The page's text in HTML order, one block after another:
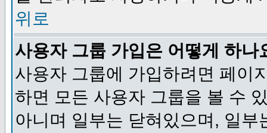
위로
사용자 그룹 가입은 어떻게 하나
사용자 그룹에 가입하려면 페이
하면 모든 사용자 그룹을 볼 수
아니며 일부는 닫혀있으며, 일